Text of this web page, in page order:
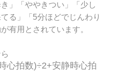
」「ややきつい」「少し
る」「5分ほどでじんわり
有用とされています。
心拍数)÷2+安静時心拍